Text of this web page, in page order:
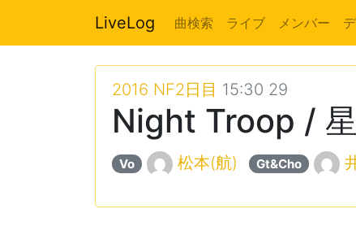
LiveLog 曲検索 ライブ メンバー
2016 NF2日目 15:30 29
Night Troop /
Vo 松本(航) Gt&Cho